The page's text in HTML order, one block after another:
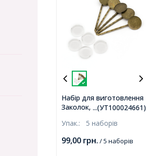
...(УТ100024661)
Набір для виготовлення
Заколок, Залізо та Скло,
Кабошон 18мм, Колір:
63х19х2мм, 5комплектів/
Упак.: 5 наборів
99,00 грн. / 5 наборів